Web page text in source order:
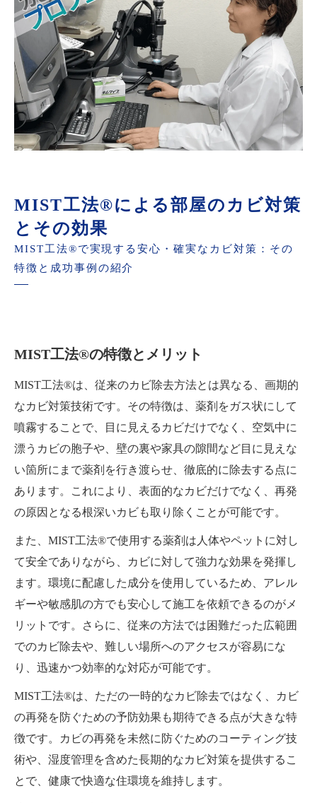
MIST工法®による部屋のカビ対策
とその効果
MIST工法®で実現する安心・確実なカビ対策：その
特徴と成功事例の紹介
MIST工法®の特徴とメリット
MIST工法®は、従来のカビ除去方法とは異なる、画期的
なカビ対策技術です。その特徴は、薬剤をガス状にして
噴霧することで、目に見えるカビだけでなく、空気中に
漂うカビの胞子や、壁の裏や家具の隙間など目に見えな
い箇所にまで薬剤を行き渡らせ、徹底的に除去する点に
あります。これにより、表面的なカビだけでなく、再発
の原因となる根深いカビも取り除くことが可能です。
また、MIST工法®で使用する薬剤は人体やペットに対し
て安全でありながら、カビに対して強力な効果を発揮し
ます。環境に配慮した成分を使用しているため、アレル
ギーや敏感肌の方でも安心して施工を依頼できるのがメ
リットです。さらに、従来の方法では困難だった広範囲
でのカビ除去や、難しい場所へのアクセスが容易にな
り、迅速かつ効率的な対応が可能です。
MIST工法®は、ただの一時的なカビ除去ではなく、カビ
の再発を防ぐための予防効果も期待できる点が大きな特
徴です。カビの再発を未然に防ぐためのコーティング技
術や、湿度管理を含めた長期的なカビ対策を提供するこ
とで、健康で快適な住環境を維持します。